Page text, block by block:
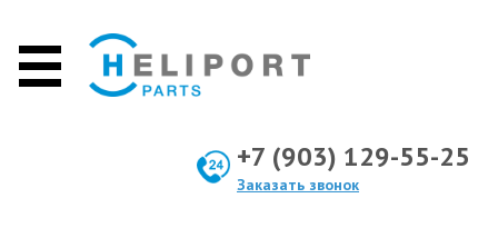
+7 (903) 129-55-25
Заказать звонок